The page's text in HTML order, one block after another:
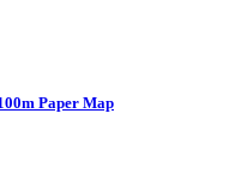
Paper Map